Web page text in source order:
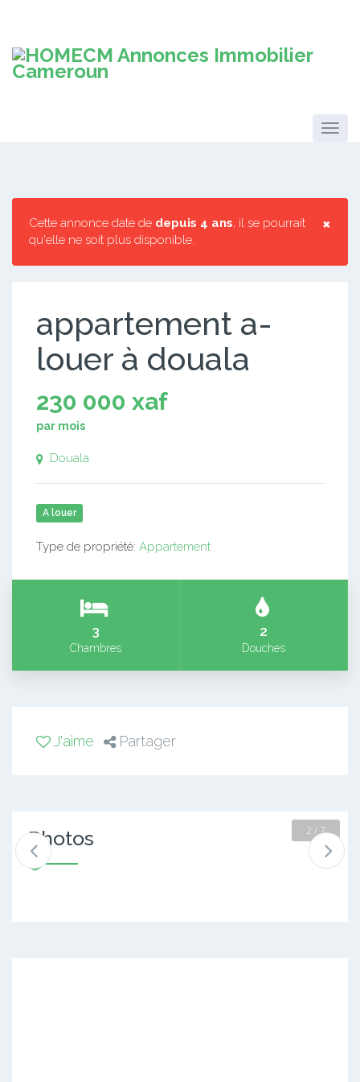
×
Cette annonce date de depuis 4 ans, il se pourrait
qu'elle ne soit plus disponible.
appartement a-
louer à douala
230 000 xaf
par mois
Douala
A louer
Type de propriété: Appartement
3
Chambres
2
Douches
J'aime Partager
Photos 2 / 7